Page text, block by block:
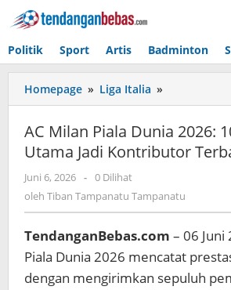
Lewati
ke
Politik Sport Artis Badminton
Homepage » Liga Italia »
Milan
Dunia
2026:
Utama
Kontributor
Terbanyak
Serie
A
AC Milan Piala Dunia 2026:
Utama Jadi Kontributor
Juni 6, 2026 oleh
Tiban
Tampanatu
- 0 Dilihat
oleh Tiban Tampanatu Tampanatu
TendanganBebas.com – 06 Juni
Piala Dunia 2026 mencatat
dengan mengirimkan sepuluh